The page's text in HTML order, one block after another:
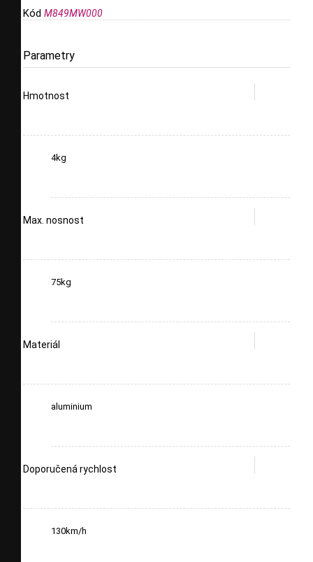
Kód M849MW000
Parametry
Hmotnost
4kg
Max. nosnost
75kg
Materiál
aluminium
Doporučená rychlost
130km/h